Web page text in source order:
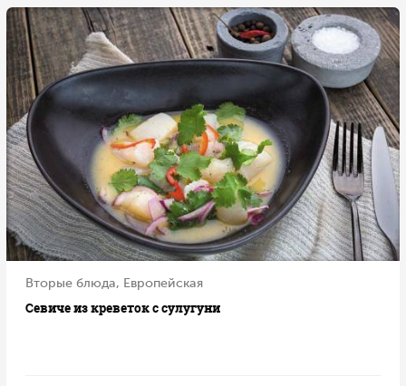
Вторые блюда, Европейская
Севиче из креветок с сулугуни